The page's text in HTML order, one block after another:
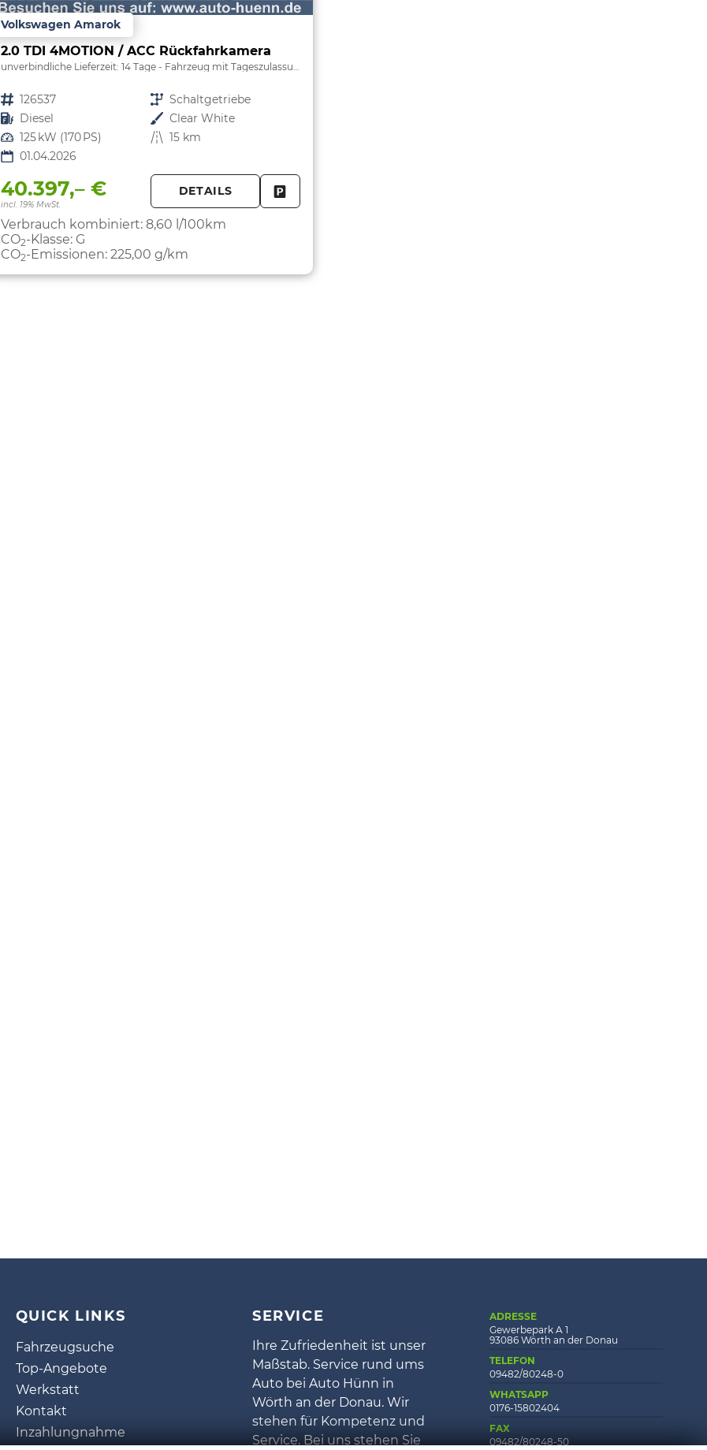
Volkswagen Amarok
2.0 TDI 4MOTION / ACC Rückfahrkamera
unverbindliche Lieferzeit: 14 Tage Fahrzeug mit Tageszulassung
Fahrzeugnr. 126537 Getriebe Schaltgetriebe
Kraftstoff Diesel Außenfarbe Clear White
Leistung 125 kW (170 PS) Kilometerstand 15 km
01.04.2026
40.397,– €
incl. 19% MwSt.
DETAILS
Verbrauch kombiniert: 8,60 l/100km
CO2-Klasse: G
CO2-Emissionen: 225,00 g/km
QUICK LINKS
Fahrzeugsuche
Top-Angebote
Werkstatt
Kontakt
Inzahlungnahme
SERVICE
Ihre Zufriedenheit ist unser
Maßstab. Service rund ums
Auto bei Auto Hünn in
Wörth an der Donau. Wir
stehen für Kompetenz und
Service. Bei uns stehen Sie
ADRESSE
Gewerbepark A 1
93086 Wörth an der Donau
TELEFON
09482/80248-0
WHATSAPP
0176-15802404
FAX
09482/80248-50